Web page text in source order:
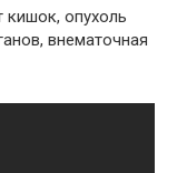
опухоль
внематочная